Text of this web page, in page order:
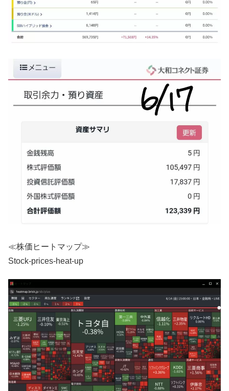
≪株価ヒートマップ≫
Stock-prices-heat-up